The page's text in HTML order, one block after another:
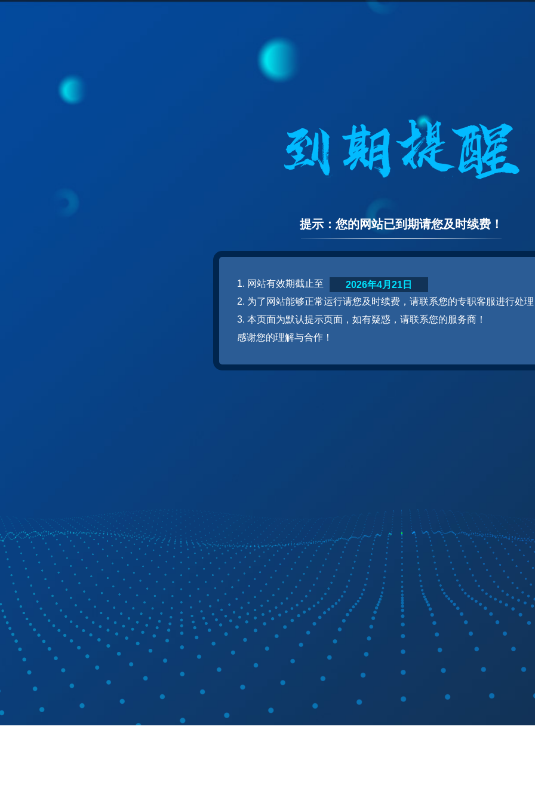
提示：您的网站已到期请您及时续费！
1. 网站有效期截止至
2. 为了网站能够正常运行请您及时续费，请联系您的专职客服进行处
3. 本页面为默认提示页面，如有疑惑，请联系您的服务商！
感谢您的理解与合作！
2026年4月21日